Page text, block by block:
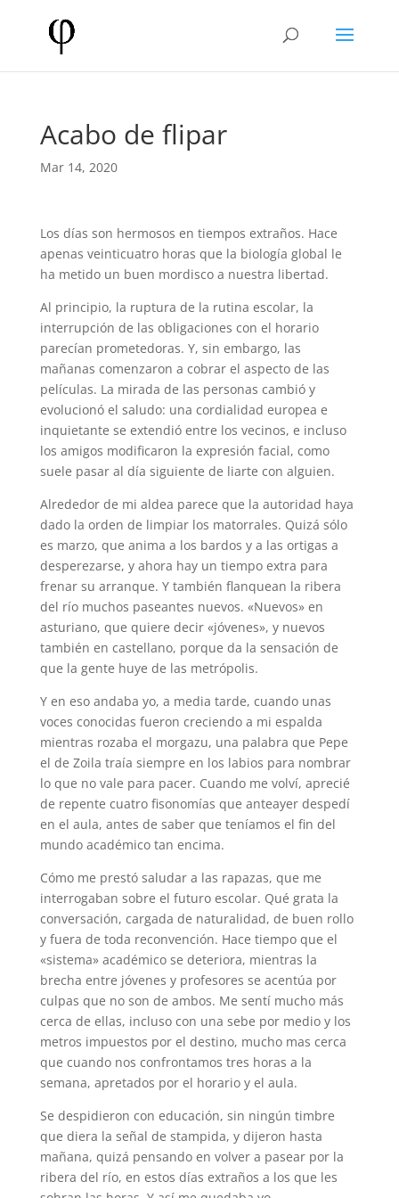
Acabo de flipar
Mar 14, 2020
Los días son hermosos en tiempos extraños. Hace
apenas veinticuatro horas que la biología global le
ha metido un buen mordisco a nuestra libertad.
Al principio, la ruptura de la rutina escolar, la
interrupción de las obligaciones con el horario
parecían prometedoras. Y, sin embargo, las
mañanas comenzaron a cobrar el aspecto de las
películas. La mirada de las personas cambió y
evolucionó el saludo: una cordialidad europea e
inquietante se extendió entre los vecinos, e incluso
los amigos modificaron la expresión facial, como
suele pasar al día siguiente de liarte con alguien.
Alrededor de mi aldea parece que la autoridad haya
dado la orden de limpiar los matorrales. Quizá sólo
es marzo, que anima a los bardos y a las ortigas a
desperezarse, y ahora hay un tiempo extra para
frenar su arranque. Y también flanquean la ribera
del río muchos paseantes nuevos. «Nuevos» en
asturiano, que quiere decir «jóvenes», y nuevos
también en castellano, porque da la sensación de
que la gente huye de las metrópolis.
Y en eso andaba yo, a media tarde, cuando unas
voces conocidas fueron creciendo a mi espalda
mientras rozaba el morgazu, una palabra que Pepe
el de Zoila traía siempre en los labios para nombrar
lo que no vale para pacer. Cuando me volví, aprecié
de repente cuatro fisonomías que anteayer despedí
en el aula, antes de saber que teníamos el fin del
mundo académico tan encima.
Cómo me prestó saludar a las rapazas, que me
interrogaban sobre el futuro escolar. Qué grata la
conversación, cargada de naturalidad, de buen rollo
y fuera de toda reconvención. Hace tiempo que el
«sistema» académico se deteriora, mientras la
brecha entre jóvenes y profesores se acentúa por
culpas que no son de ambos. Me sentí mucho más
cerca de ellas, incluso con una sebe por medio y los
metros impuestos por el destino, mucho mas cerca
que cuando nos confrontamos tres horas a la
semana, apretados por el horario y el aula.
Se despidieron con educación, sin ningún timbre
que diera la señal de stampida, y dijeron hasta
mañana, quizá pensando en volver a pasear por la
ribera del río, en estos días extraños a los que les